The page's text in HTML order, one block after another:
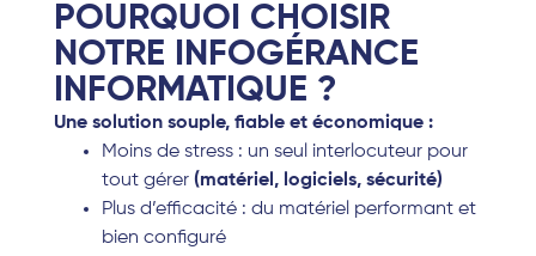
POURQUOI CHOISIR
NOTRE INFOGÉRANCE
INFORMATIQUE ?
Une solution souple, fiable et économique :
Moins de stress : un seul interlocuteur pour
tout gérer (matériel, logiciels, sécurité)
Plus d’efficacité : du matériel performant et
bien configuré